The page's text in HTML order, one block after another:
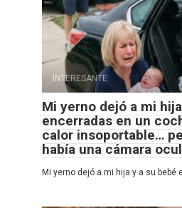
INTERESANTE
Mi yerno dejó a mi
encerradas en un
calor insoportable…
había una cámara
Mi yerno dejó a mi hija y a su